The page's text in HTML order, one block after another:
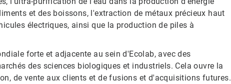
et des boissons, l'extraction de métaux précieux haut
électriques, ainsi que la production de piles à
forte et adjacente au sein d'Ecolab, avec des
des sciences biologiques et industriels. Cela ouvre la
de vente aux clients et de fusions et d'acquisitions futures.